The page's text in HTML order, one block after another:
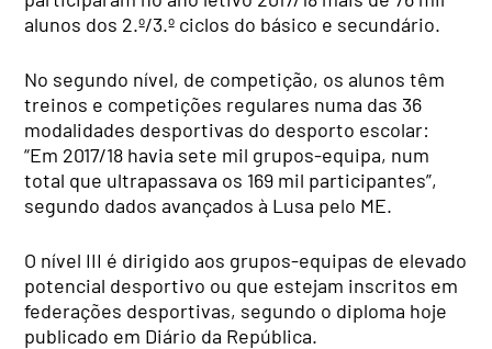
alunos dos 2.º/3.º ciclos do básico e secundário.
No segundo nível, de competição, os alunos têm
treinos e competições regulares numa das 36
modalidades desportivas do desporto escolar:
“Em 2017/18 havia sete mil grupos-equipa, num
total que ultrapassava os 169 mil participantes”,
segundo dados avançados à Lusa pelo ME.
O nível III é dirigido aos grupos-equipas de elevado
potencial desportivo ou que estejam inscritos em
federações desportivas, segundo o diploma hoje
publicado em Diário da República.